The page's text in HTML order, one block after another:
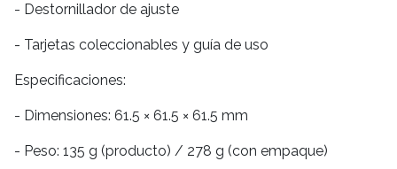
- Destornillador de ajuste
- Tarjetas coleccionables y guía de uso
Especificaciones:
- Dimensiones: 61.5 × 61.5 × 61.5 mm
- Peso: 135 g (producto) / 278 g (con empaque)